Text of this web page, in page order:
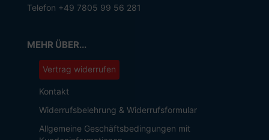
Telefon +49 7805 99 56 281
MEHR ÜBER...
Vertrag widerrufen
Kontakt
Widerrufsbelehrung & Widerrufsformular
Allgemeine Geschäftsbedingungen mit